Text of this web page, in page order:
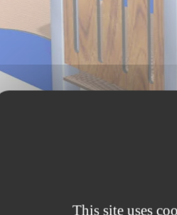
This site uses